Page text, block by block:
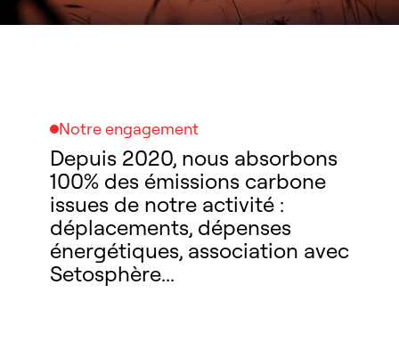
Notre engagement
Depuis 2020, nous absorbons
100% des émissions carbone
issues de notre activité :
déplacements, dépenses
énergétiques, association avec
Setosphère...